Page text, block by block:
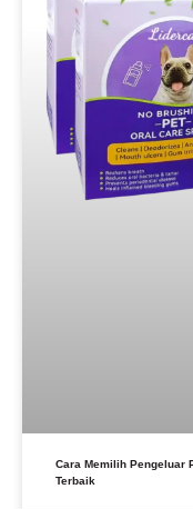
Cara Memilih Pengeluar
Terbaik